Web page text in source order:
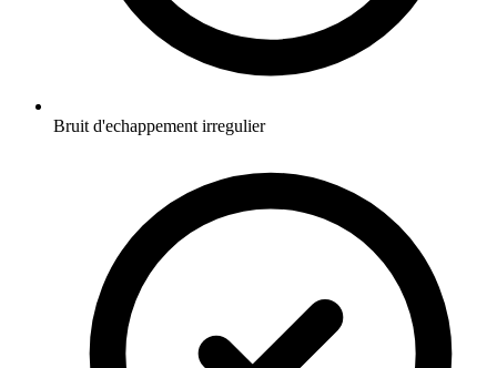
Bruit d'echappement irregulier